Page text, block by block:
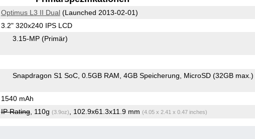
Optimus L3 II Dual(Launched 2013-02-01)
3.2" 320x240 IPS LCD
3.15-MP (Primär)
Snapdragon S1 SoC 0.5GB RAM 4GB Speicherung MicroSD (32GB max.)
1540 mAh
IP Rating, 110g (3.9oz) , 102.9x61.3x11.9 mm (4.05 x 2.41 x 0.47 inches)